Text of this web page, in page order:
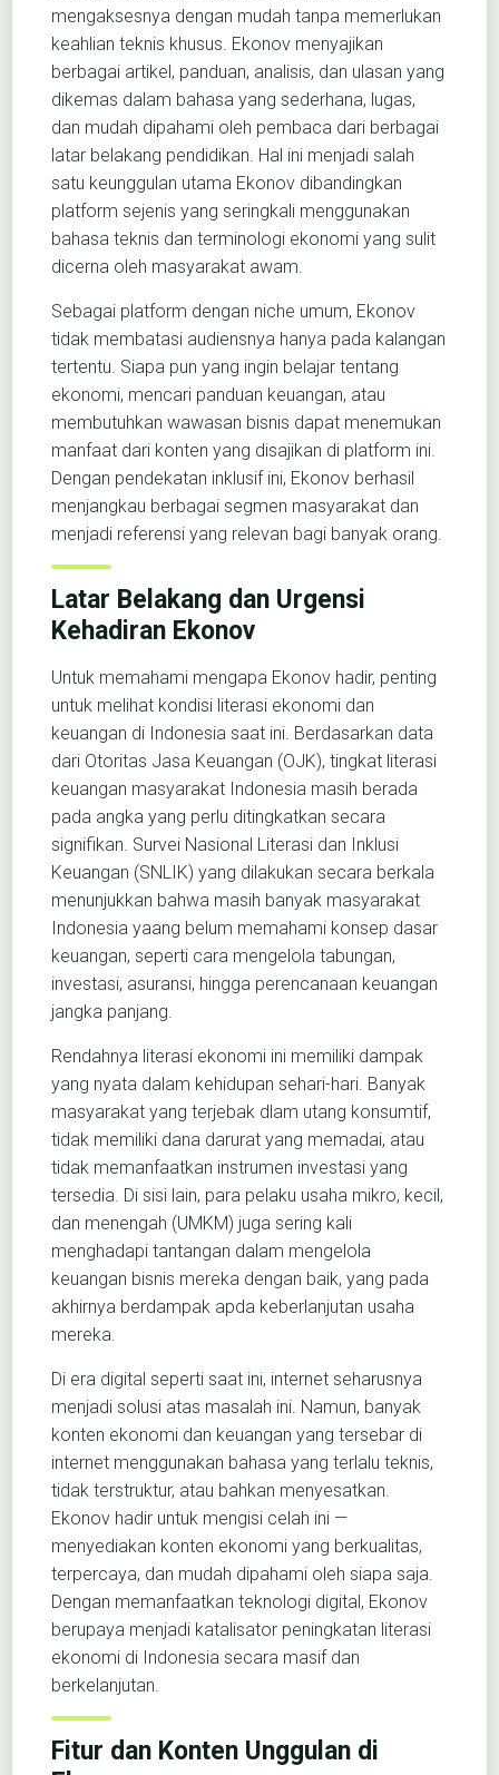
mengaksesnya dengan mudah tanpa memerlukan
keahlian teknis khusus. Ekonov menyajikan
berbagai artikel, panduan, analisis, dan ulasan yang
dikemas dalam bahasa yang sederhana, lugas,
dan mudah dipahami oleh pembaca dari berbagai
latar belakang pendidikan. Hal ini menjadi salah
satu keunggulan utama Ekonov dibandingkan
platform sejenis yang seringkali menggunakan
bahasa teknis dan terminologi ekonomi yang sulit
dicerna oleh masyarakat awam.
Sebagai platform dengan niche umum, Ekonov
tidak membatasi audiensnya hanya pada kalangan
tertentu. Siapa pun yang ingin belajar tentang
ekonomi, mencari panduan keuangan, atau
membutuhkan wawasan bisnis dapat menemukan
manfaat dari konten yang disajikan di platform ini.
Dengan pendekatan inklusif ini, Ekonov berhasil
menjangkau berbagai segmen masyarakat dan
menjadi referensi yang relevan bagi banyak orang.
Latar Belakang dan Urgensi
Kehadiran Ekonov
Untuk memahami mengapa Ekonov hadir, penting
untuk melihat kondisi literasi ekonomi dan
keuangan di Indonesia saat ini. Berdasarkan data
dari Otoritas Jasa Keuangan (OJK), tingkat literasi
keuangan masyarakat Indonesia masih berada
pada angka yang perlu ditingkatkan secara
signifikan. Survei Nasional Literasi dan Inklusi
Keuangan (SNLIK) yang dilakukan secara berkala
menunjukkan bahwa masih banyak masyarakat
Indonesia yaang belum memahami konsep dasar
keuangan, seperti cara mengelola tabungan,
investasi, asuransi, hingga perencanaan keuangan
jangka panjang.
Rendahnya literasi ekonomi ini memiliki dampak
yang nyata dalam kehidupan sehari-hari. Banyak
masyarakat yang terjebak dlam utang konsumtif,
tidak memiliki dana darurat yang memadai, atau
tidak memanfaatkan instrumen investasi yang
tersedia. Di sisi lain, para pelaku usaha mikro, kecil,
dan menengah (UMKM) juga sering kali
menghadapi tantangan dalam mengelola
keuangan bisnis mereka dengan baik, yang pada
akhirnya berdampak apda keberlanjutan usaha
mereka.
Di era digital seperti saat ini, internet seharusnya
menjadi solusi atas masalah ini. Namun, banyak
konten ekonomi dan keuangan yang tersebar di
internet menggunakan bahasa yang terlalu teknis,
tidak terstruktur, atau bahkan menyesatkan.
Ekonov hadir untuk mengisi celah ini —
menyediakan konten ekonomi yang berkualitas,
terpercaya, dan mudah dipahami oleh siapa saja.
Dengan memanfaatkan teknologi digital, Ekonov
berupaya menjadi katalisator peningkatan literasi
ekonomi di Indonesia secara masif dan
berkelanjutan.
Fitur dan Konten Unggulan di